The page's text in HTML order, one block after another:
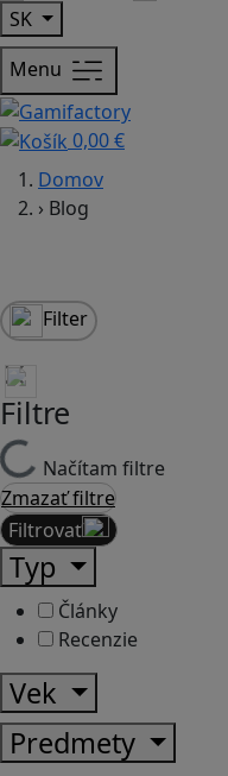
SK
Menu
0,00 €
Domov
› Blog
Filter
Filtre
Načítam filtre
Zmazať filtre
Filtrovať
Typ
Články
Recenzie
Vek
Predmety